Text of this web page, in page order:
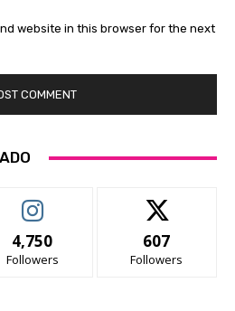
website in this browser for the next
4,750
Followers
607
Followers